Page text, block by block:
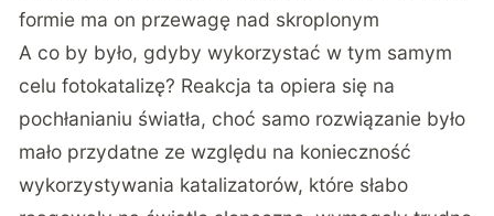
formie ma on przewagę nad skroplonym
A co by było, gdyby wykorzystać w tym samym
celu fotokatalizę? Reakcja ta opiera się na
pochłanianiu światła, choć samo rozwiązanie było
mało przydatne ze względu na konieczność
wykorzystywania katalizatorów, które słabo